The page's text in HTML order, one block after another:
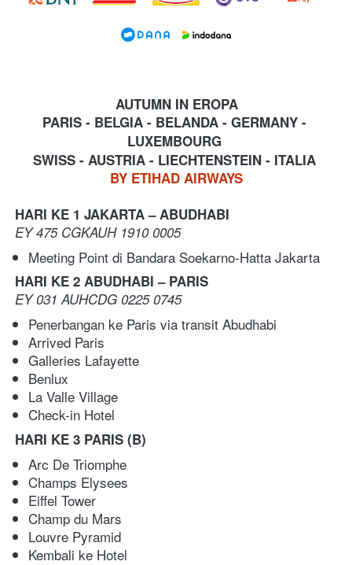
AUTUMN IN EROPA
PARIS - BELGIA - BELANDA - GERMANY -
LUXEMBOURG
SWISS - AUSTRIA - LIECHTENSTEIN - ITALIA
BY ETIHAD AIRWAYS
HARI KE 1 JAKARTA – ABUDHABI
EY 475 CGKAUH 1910 0005
Meeting Point di Bandara Soekarno-Hatta Jakarta
HARI KE 2 ABUDHABI – PARIS
EY 031 AUHCDG 0225 0745
Penerbangan ke Paris via transit Abudhabi
Arrived Paris
Galleries Lafayette
Benlux
La Valle Village
Check-in Hotel
HARI KE 3 PARIS (B)
Arc De Triomphe
Champs Elysees
Eiffel Tower
Champ du Mars
Louvre Pyramid
Kembali ke Hotel